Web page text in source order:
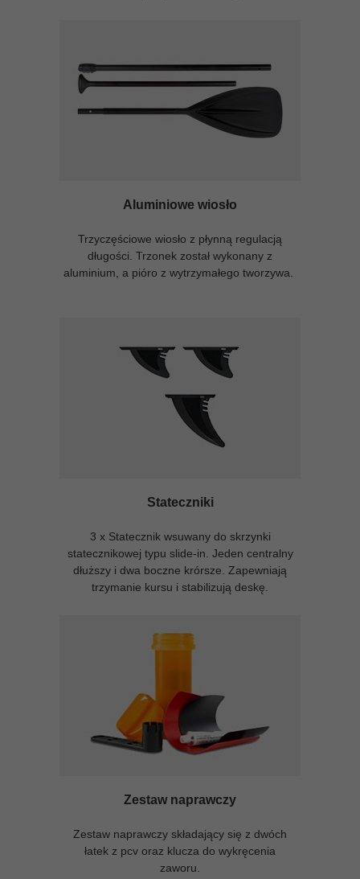
Aluminiowe wiosło
Trzyczęściowe wiosło z płynną regulacją
długości. Trzonek został wykonany z
aluminium, a pióro z wytrzymałego tworzywa.
Stateczniki
3 x Statecznik wsuwany do skrzynki
statecznikowej typu slide-in. Jeden centralny
dłuższy i dwa boczne krórsze. Zapewniają
trzymanie kursu i stabilizują deskę.
Zestaw naprawczy
Zestaw naprawczy składający się z dwóch
łatek z pcv oraz klucza do wykręcenia
zaworu.